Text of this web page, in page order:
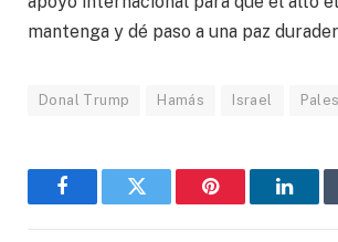
mantenga y dé paso a una paz
Donal Trump Hamás Israel
FacebookGorjeo Pinterest